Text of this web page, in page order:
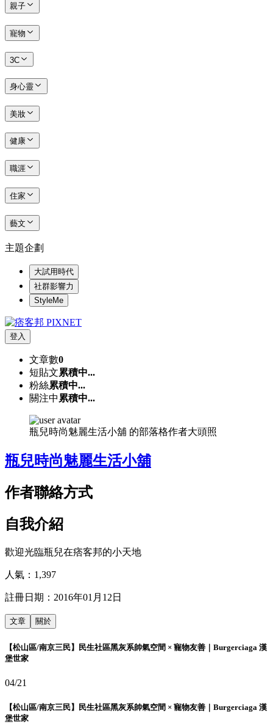
親子
寵物
3C
身心靈
美妝
健康
職涯
住家
藝文
主題企劃
大試用時代
社群影響力
StyleMe
登入
文章數0
短貼文累積中...
粉絲累積中...
關注中 累積中...
瓶兒時尚魅麗生活小舖 的部落格作者大頭照
瓶兒時尚魅麗生活小舖
作者聯絡方式
自我介紹
歡迎光臨瓶兒在痞客邦的小天地
人氣： 1,397
註冊日期： 2016年01月12日
文章 關於
【松山區/南京三民】民生社區黑灰系帥氣空間 × 寵物友善｜Burgerciaga 漢
堡世家
04/21
【松山區/南京三民】民生社區黑灰系帥氣空間 × 寵物友善｜Burgerciaga 漢
堡世家